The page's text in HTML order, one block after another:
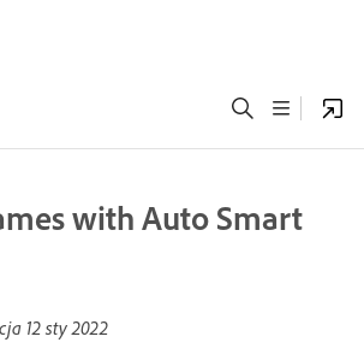
with Auto Smart
12 sty 2022